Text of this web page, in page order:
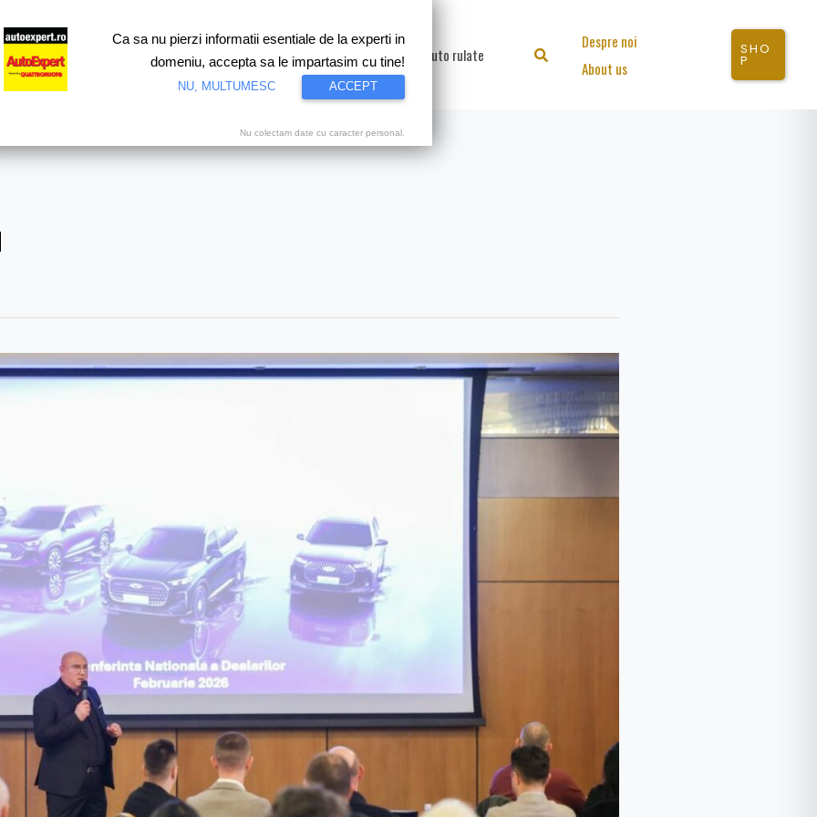
Test drive Motorsport Proiecte speciale Video Auto rulate Search
Despre noi
About us
SHO
P
Ca sa nu pierzi informatii esentiale de la experti in
domeniu, accepta sa le impartasim cu tine!
NU, MULTUMESC ACCEPT
Nu colectam date cu caracter personal.